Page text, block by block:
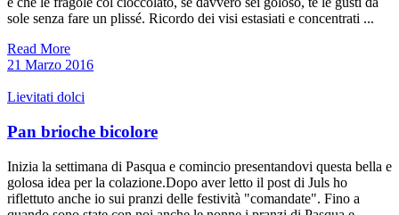
sole senza fare un plissé. Ricordo dei visi estasiati e concentrati ...
Read More
21 Marzo 2016
Lievitati dolci
Pan brioche bicolore
Inizia la settimana di Pasqua e comincio presentandovi questa bella e
golosa idea per la colazione.Dopo aver letto il post di Juls ho
riflettuto anche io sui pranzi delle festività "comandate". Fino a